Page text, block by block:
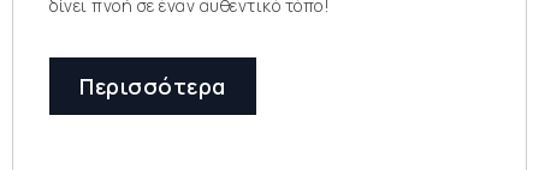
δίνει πνοή σε έναν αυθεντικό τόπο!
Περισσότερα